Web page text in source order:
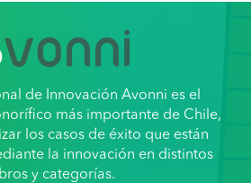
de Innovación Avonni es el
más importante de Chile,
los casos de éxito que están
la innovación en distintos
y categorías.